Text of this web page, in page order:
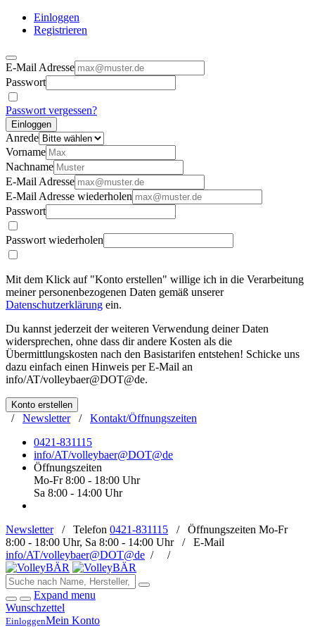
Einloggen
Registrieren
E-Mail Adresse
Passwort
Passwort vergessen?
Einloggen
Anrede
Vorname
Nachname
E-Mail Adresse
E-Mail Adresse wiederholen
Passwort
Passwort wiederholen
Mit dem Klick auf "Konto erstellen" willige ich in die Verarbeitung
meiner personenbezogenen Daten gemäß unserer
Datenschutzerklärung ein.
Du kannst jederzeit der weiteren Verwendung deiner Daten
widersprechen, ohne dass dir andere Kosten als die
Übermittlungskosten nach den Basistarifen entstehen! Schicke uns
dazu einfach einen Hinweis per E-Mail an
info/AT/volleybaer@DOT@de.
Konto erstellen
/ Newsletter/ Kontakt/Öffnungszeiten
0421-831115
info/AT/volleybaer@DOT@de
Öffnungszeiten
Mo-Fr 8:00 - 18:00 Uhr
Sa 8:00 - 14:00 Uhr
Newsletter/ Telefon 0421-831115 / Öffnungszeiten Mo-Fr
8:00 - 18:00 Uhr, Sa 8:00 - 14:00 Uhr / E-Mail
info/AT/volleybaer@DOT@de / /
Expand menu
Wunschzettel
EinloggenMein Konto